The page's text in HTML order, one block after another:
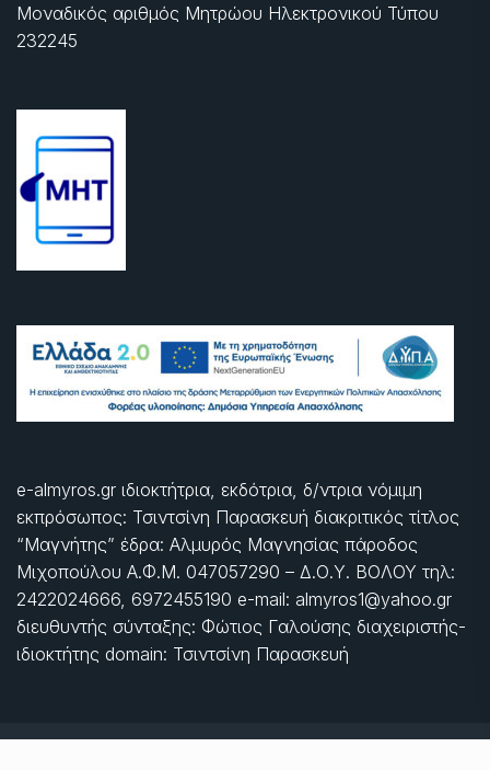
Μοναδικός αριθμός Μητρώου Ηλεκτρονικού Τύπου
232245
e-almyros.gr ιδιοκτήτρια, εκδότρια, δ/ντρια νόμιμη
εκπρόσωπος: Τσιντσίνη Παρασκευή διακριτικός τίτλος
“Μαγνήτης” έδρα: Αλμυρός Μαγνησίας πάροδος
Μιχοπούλου Α.Φ.Μ. 047057290 – Δ.Ο.Υ. ΒΟΛΟΥ τηλ:
2422024666, 6972455190 e-mail: almyros1@yahoo.gr
διευθυντής σύνταξης: Φώτιος Γαλούσης διαχειριστής-
ιδιοκτήτης domain: Τσιντσίνη Παρασκευή